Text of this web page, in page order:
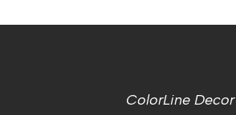
ColorLine Decor